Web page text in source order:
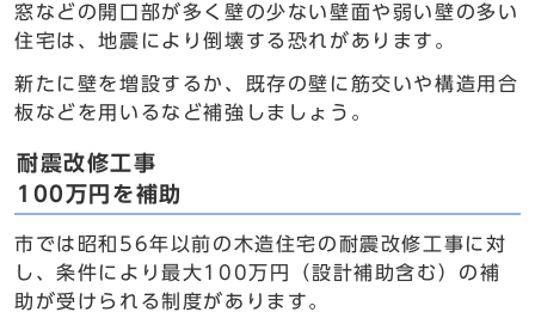
窓などの開口部が多く壁の少ない壁面や弱い壁の多い
住宅は、地震により倒壊する恐れがあります。
新たに壁を増設するか、既存の壁に筋交いや構造用合
板などを用いるなど補強しましょう。
耐震改修工事
100万円を補助
市では昭和56年以前の木造住宅の耐震改修工事に対
し、条件により最大100万円（設計補助含む）の補
助が受けられる制度があります。